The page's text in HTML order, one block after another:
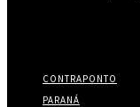
CONTRAPONTO
PARANÁ